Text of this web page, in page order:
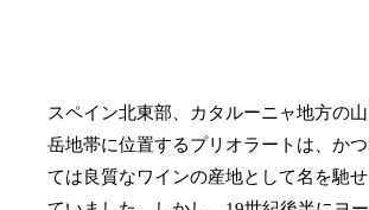
スペイン北東部、カタルーニャ地方の山
岳地帯に位置するプリオラートは、かつ
ては良質なワインの産地として名を馳せ